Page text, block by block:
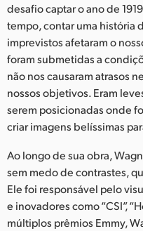
desafio captar o ano de
tempo, contar uma história
imprevistos afetaram o
foram submetidas a
não nos causaram atrasos
nossos objetivos. Eram
serem posicionadas onde
criar imagens belíssimas
Ao longo de sua obra,
sem medo de contrastes,
Ele foi responsável pelo
e inovadores como “CSI”,
múltiplos prêmios Emmy,